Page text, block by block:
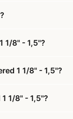
1/8" - 1,5"?
1 1/8" - 1,5"?
1/8" - 1,5"?